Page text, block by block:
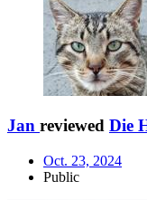
Jan reviewed Die
Oct. 23, 2024
Public